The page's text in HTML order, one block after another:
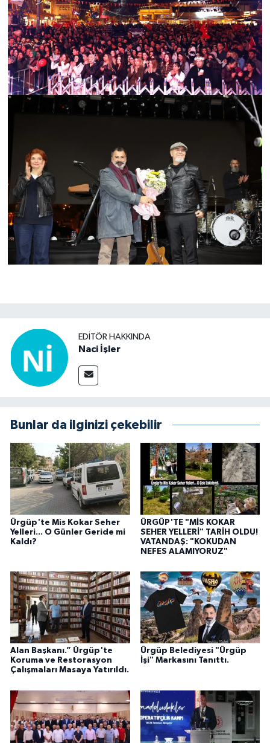
EDITÖR HAKKINDA
Naci İşler
Bunlar da ilginizi çekebilir
Ürgüp'te Mis Kokar Seher
Yelleri... O Günler Geride mi
Kaldı?
ÜRGÜP'TE "MİS KOKAR
SEHER YELLERİ" TARİH OLDU!
VATANDAŞ: "KOKUDAN
NEFES ALAMIYORUZ"
Alan Başkanı.” Ürgüp'te
Koruma ve Restorasyon
Çalışmaları Masaya Yatırıldı.
Ürgüp Belediyesi "Ürgüp
İşi" Markasını Tanıttı.